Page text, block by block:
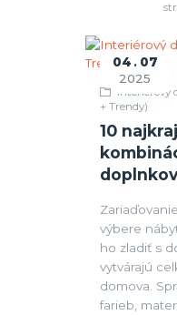
10
doplnkov
04
07
2025
Interiérový
+ Trendy)
výbere
ho zladiť s
vytvárajú
domova.
farieb,